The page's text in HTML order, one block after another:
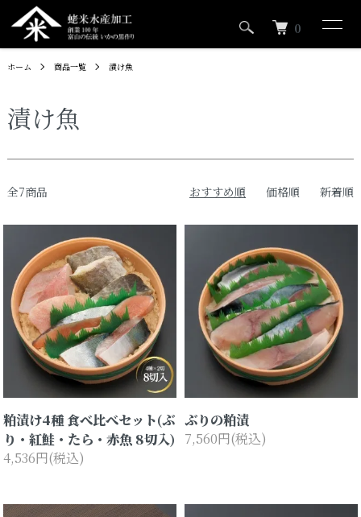
0
ホーム 商品一覧 漬け魚
漬け魚
全7商品 おすすめ順 価格順 新着順
粕漬け4種 食べ比べセット(ぶ
り・紅鮭・たら・赤魚 8切入)
4,536円(税込)
ぶりの粕漬
7,560円(税込)